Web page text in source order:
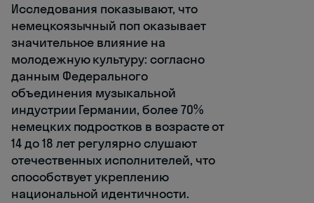
Исследования показывают, что
немецкоязычный поп оказывает
значительное влияние на
молодежную культуру: согласно
данным Федерального
объединения музыкальной
индустрии Германии, более 70%
немецких подростков в возрасте от
14 до 18 лет регулярно слушают
отечественных исполнителей, что
способствует укреплению
национальной идентичности.